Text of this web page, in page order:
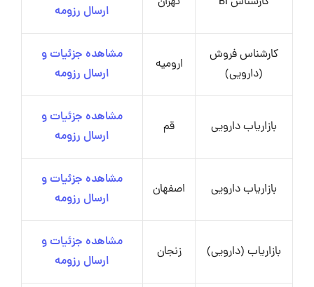
ارسال رزومه
کارشناس فروش
(دارویی)
ارومیه
مشاهده جزئیات و
ارسال رزومه
بازاریاب دارویی قم
مشاهده جزئیات و
ارسال رزومه
بازاریاب دارویی اصفهان
مشاهده جزئیات و
ارسال رزومه
بازاریاب (دارویی) زنجان
مشاهده جزئیات و
ارسال رزومه